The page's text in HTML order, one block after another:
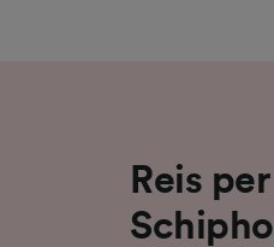
Reis